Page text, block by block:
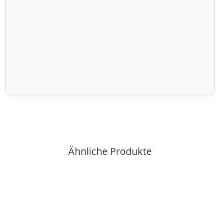
Ähnliche Produkte